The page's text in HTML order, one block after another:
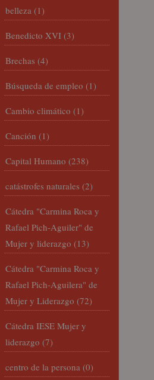
belleza (1)
Benedicto XVI (3)
Brechas (4)
Búsqueda de empleo (1)
Cambio climático (1)
Canción (1)
Capital Humano (238)
catástrofes naturales (2)
Cátedra "Carmina Roca y
Rafael Pich-Aguiler" de
Mujer y liderazgo (13)
Cátedra "Carmina Roca y
Rafael Pich-Aguilera" de
Mujer y Liderazgo (72)
Cátedra IESE Mujer y
liderazgo (7)
centro de la persona (0)